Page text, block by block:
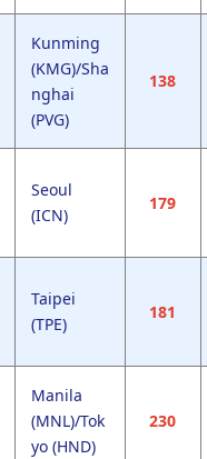
Kunming
(KMG)/Sha
nghai
(PVG)
138
Seoul
(ICN)
179
Taipei
(TPE)
181
Manila
(MNL)/Tok
yo (HND)
230